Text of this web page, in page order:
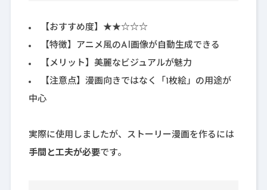
【おすすめ度】★★☆☆☆
【特徴】アニメ風のAI画像が自動生成できる
【メリット】美麗なビジュアルが魅力
【注意点】漫画向きではなく「1枚絵」の用途が
中心
実際に使用しましたが、ストーリー漫画を作るには
手間と工夫が必要です。